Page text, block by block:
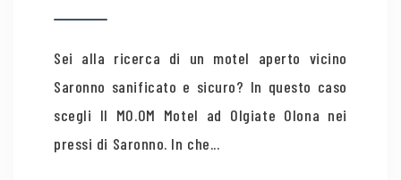
Sei alla ricerca di un motel aperto vicino
Saronno sanificato e sicuro? In questo caso
scegli Il MO.OM Motel ad Olgiate Olona nei
pressi di Saronno. In che...